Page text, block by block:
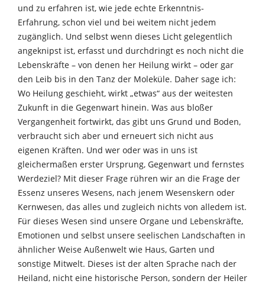
und zu erfahren ist, wie jede echte Erkenntnis-
Erfahrung, schon viel und bei weitem nicht jedem
zugänglich. Und selbst wenn dieses Licht gelegentlich
angeknipst ist, erfasst und durchdringt es noch nicht die
Lebenskräfte – von denen her Heilung wirkt – oder gar
den Leib bis in den Tanz der Moleküle. Daher sage ich:
Wo Heilung geschieht, wirkt „etwas“ aus der weitesten
Zukunft in die Gegenwart hinein. Was aus bloßer
Vergangenheit fortwirkt, das gibt uns Grund und Boden,
verbraucht sich aber und erneuert sich nicht aus
eigenen Kräften. Und wer oder was in uns ist
gleichermaßen erster Ursprung, Gegenwart und fernstes
Werdeziel? Mit dieser Frage rühren wir an die Frage der
Essenz unseres Wesens, nach jenem Wesenskern oder
Kernwesen, das alles und zugleich nichts von alledem ist.
Für dieses Wesen sind unsere Organe und Lebenskräfte,
Emotionen und selbst unsere seelischen Landschaften in
ähnlicher Weise Außenwelt wie Haus, Garten und
sonstige Mitwelt. Dieses ist der alten Sprache nach der
Heiland, nicht eine historische Person, sondern der Heiler